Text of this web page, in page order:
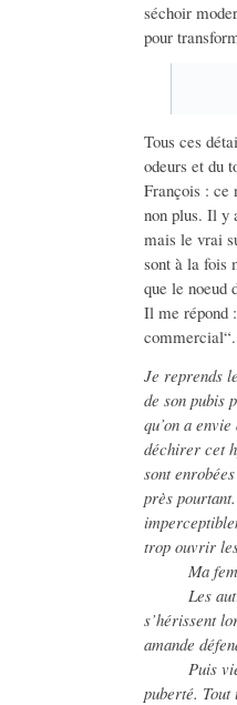
séchoir
pour
Tous ces
odeurs et du
François : ce
non plus. Il y
mais le vrai
sont à la fois
que le noeud
Il me répond
Je reprends
de son pubis
qu’on a
déchirer cet
sont
près
trop ouvrir
Ma femme
Les autres
s’hérissent
amande
Puis vient
puberté. Tout